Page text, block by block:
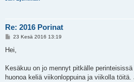
Re: 2016 Porinat
V
e
i
23 Kesä 2016 13:19
Hei,
Kesäkuu on jo mennyt pitkälle
huonoa keliä viikonloppuina ja viikolla